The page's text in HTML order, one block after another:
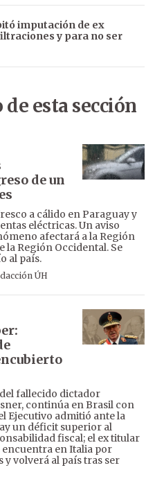
imputación de ex
y para no ser
esta sección
de un
a cálido en Paraguay y
eléctricas. Un aviso
afectará a la Región
la Región Occidental. Se
al país.
ÚH
fallecido dictador
continúa en Brasil con
Ejecutivo admitió ante la
un déficit superior al
fiscal; el ex titular
encuentra en Italia por
y volverá al país tras ser